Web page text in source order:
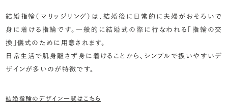
結婚指輪（マリッジリング）は、結婚後に日常的に夫婦がおそろいで
身に着ける指輪です。一般的に結婚式の際に行なわれる「指輪の交
換」儀式のために用意されます。
日常生活で肌身離さず身に着けることから、シンプルで扱いやすいデ
ザインが多いのが特徴です。
結婚指輪のデザイン一覧はこちら